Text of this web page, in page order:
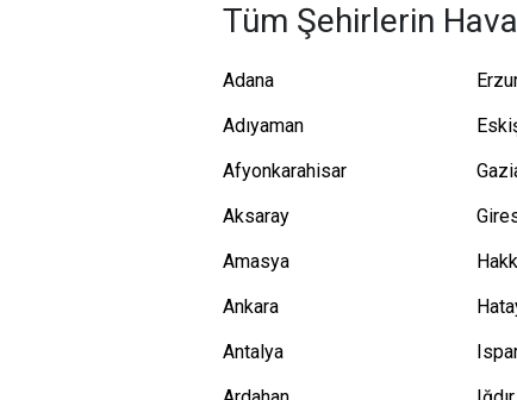
Tüm Şehirlerin
Adana
Adıyaman
Afyonkarahisar
Aksaray
Amasya
Ankara
Antalya